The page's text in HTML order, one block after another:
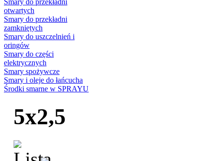
Smary do przekładni
otwartych
Smary do przekładni
zamkniętych
Smary do uszczelnień i
oringów
Smary do części
elektrycznych
Smary spożywcze
Smary i oleje do łańcucha
Środki smarne w SPRAYU
5x2,5